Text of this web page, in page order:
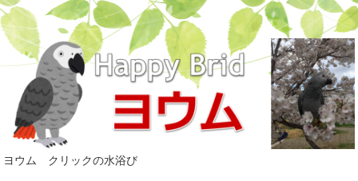
ヨウム クリックの水浴び